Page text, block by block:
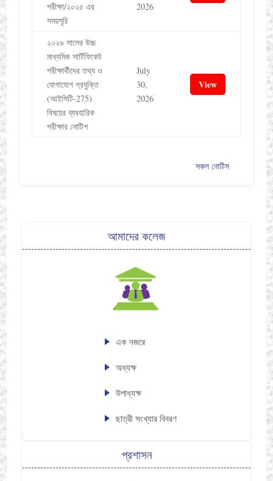
পরীক্ষা/২০২৫ এর
সময়সূচি
2026
২০২৬ সালের উচ্চ
মাধ্যমিক সার্টিফিকেট
পরীক্ষার্থীদের তথ্য ও
যোগাযোগ প্রযুক্তি
(আইসিটি-275)
বিষয়ের ব্যবহারিক
পরীক্ষার নোটিশ
July
30,
2026
View
সকল নোটিস
আমাদের কলেজ
এক নজরে
অধ্যক্ষ
উপাধ্যক্ষ
ছাত্রী সংখ্যার বিবরণ
প্রশাসন